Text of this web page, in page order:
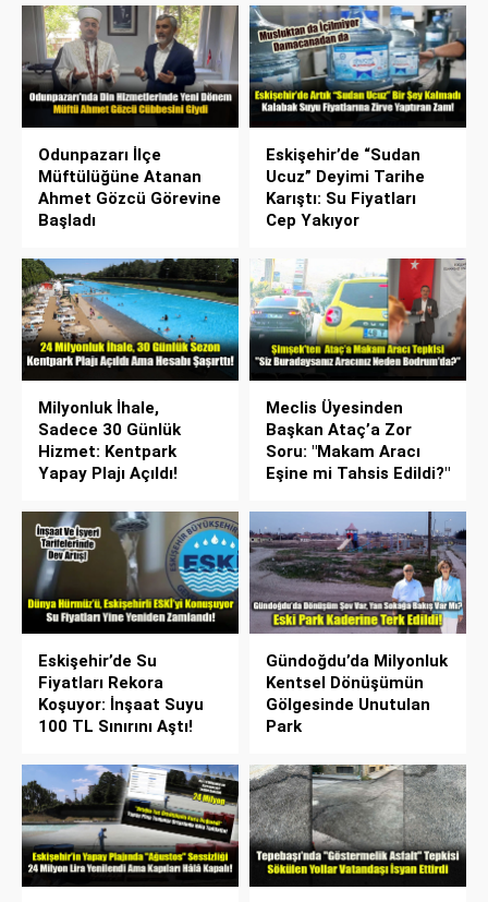
Odunpazarı İlçe
Müftülüğüne Atanan
Ahmet Gözcü Görevine
Başladı
Eskişehir’de “Sudan
Ucuz” Deyimi Tarihe
Karıştı: Su Fiyatları
Cep Yakıyor
Milyonluk İhale,
Sadece 30 Günlük
Hizmet: Kentpark
Yapay Plajı Açıldı!
Meclis Üyesinden
Başkan Ataç’a Zor
Soru: "Makam Aracı
Eşine mi Tahsis Edildi?"
Eskişehir’de Su
Fiyatları Rekora
Koşuyor: İnşaat Suyu
100 TL Sınırını Aştı!
Gündoğdu’da Milyonluk
Kentsel Dönüşümün
Gölgesinde Unutulan
Park